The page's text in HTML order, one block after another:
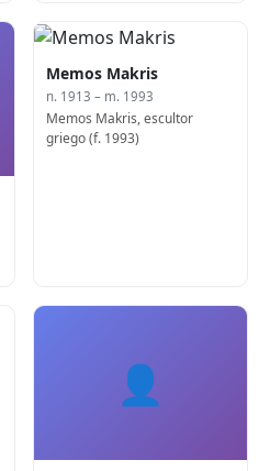
Memos Makris
n. 1913 – m. 1993
Memos Makris, escultor
griego (f. 1993)
👤